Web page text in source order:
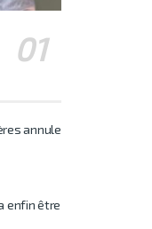
annule
enfin être